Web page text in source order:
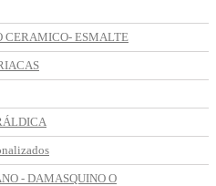
CERAMICO- ESMALTE
- DAMASQUINO O